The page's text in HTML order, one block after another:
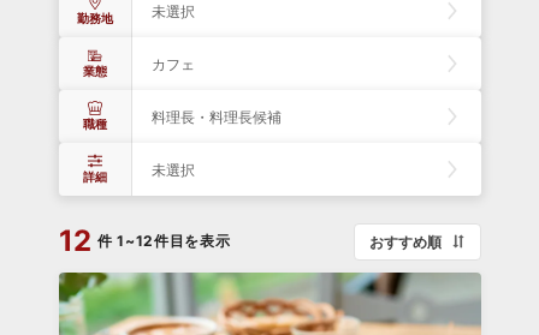
勤務地 未選択
業態 カフェ
職種 料理長・料理長候補
詳細 未選択
12 件 1~12件目を表示 おすすめ順